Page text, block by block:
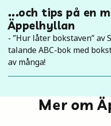
...och tips på en
Äppelhyllan
- ”Hur låter bokstaven” av
talande ABC-bok med
av många!
Mer om